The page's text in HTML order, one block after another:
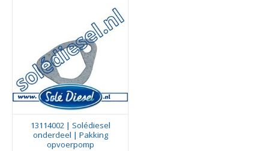
13114002 | Solédiesel
onderdeel | Pakking
opvoerpomp